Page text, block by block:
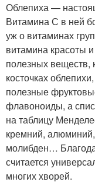
Облепиха —
Витамина С в ней
уж о витаминах
витамина красоты
полезных веществ,
косточках
полезные
флавоноиды, а
на таблицу
кремний,
молибден…
считается
многих хворей.